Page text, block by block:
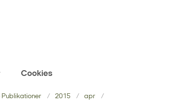
Cookies
2015
apr